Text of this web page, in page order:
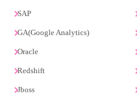
SAP
GA(Google Analytics)
Oracle
Redshift
Jboss